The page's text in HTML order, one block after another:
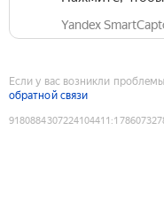
Yandex
Если у вас возникли
обратной связи
9180884307224104411 :